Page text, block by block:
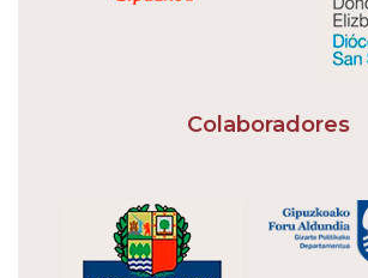
Colaboradores